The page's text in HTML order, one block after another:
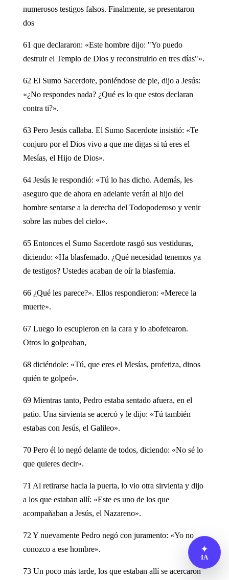
numerosos testigos falsos. Finalmente, se presentaron
dos
61 que declararon: «Este hombre dijo: "Yo puedo
destruir el Templo de Dios y reconstruirlo en tres días"».
62 El Sumo Sacerdote, poniéndose de pie, dijo a Jesús:
«¿No respondes nada? ¿Qué es lo que estos declaran
contra ti?».
63 Pero Jesús callaba. El Sumo Sacerdote insistió: «Te
conjuro por el Dios vivo a que me digas si tú eres el
Mesías, el Hijo de Dios».
64 Jesús le respondió: «Tú lo has dicho. Además, les
aseguro que de ahora en adelante verán al hijo del
hombre sentarse a la derecha del Todopoderoso y venir
sobre las nubes del cielo».
65 Entonces el Sumo Sacerdote rasgó sus vestiduras,
diciendo: «Ha blasfemado. ¿Qué necesidad tenemos ya
de testigos? Ustedes acaban de oír la blasfemia.
66 ¿Qué les parece?». Ellos respondieron: «Merece la
muerte».
67 Luego lo escupieron en la cara y lo abofetearon.
Otros lo golpeaban,
68 diciéndole: «Tú, que eres el Mesías, profetiza, dinos
quién te golpeó».
69 Mientras tanto, Pedro estaba sentado afuera, en el
patio. Una sirvienta se acercó y le dijo: «Tú también
estabas con Jesús, el Galileo».
70 Pero él lo negó delante de todos, diciendo: «No sé lo
que quieres decir».
71 Al retirarse hacia la puerta, lo vio otra sirvienta y dijo
a los que estaban allí: «Este es uno de los que
acompañaban a Jesús, el Nazareno».
72 Y nuevamente Pedro negó con juramento: «Yo no
conozco a ese hombre».
73 Un poco más tarde, los que estaban allí se acercaron
✦
IA